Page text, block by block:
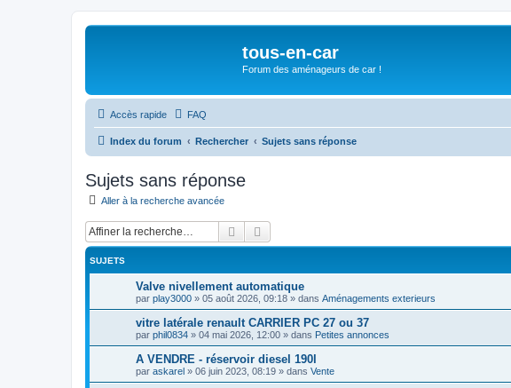
tous-en-car
Forum des aménageurs de car !
Accès rapide FAQ
Index du forum Rechercher Sujets sans réponse
Sujets sans réponse
Aller à la recherche avancée
Rechercher
SUJETS
Valve nivellement automatique
par play3000 » 05 août 2026, 09:18 » dans Aménagements exterieurs
vitre latérale renault CARRIER PC 27 ou 37
par phil0834 » 04 mai 2026, 12:00 » dans Petites annonces
A VENDRE - réservoir diesel 190l
par askarel » 06 juin 2023, 08:19 » dans Vente